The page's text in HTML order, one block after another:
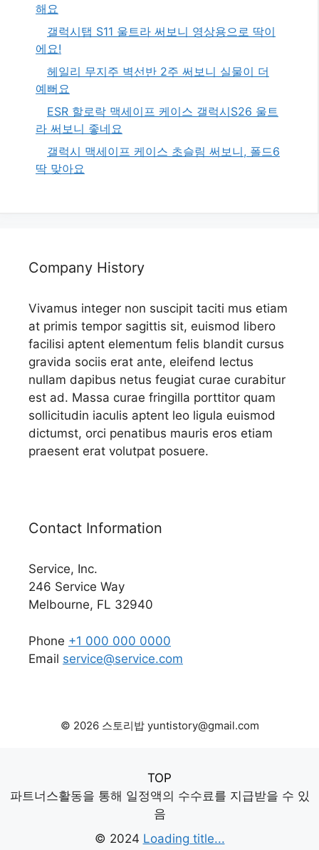
해요
갤럭시탭 S11 울트라 써보니 영상용으로 딱이
에요!
헤일리 무지주 벽선반 2주 써보니 실물이 더
예뻐요
ESR 할로락 맥세이프 케이스 갤럭시S26 울트
라 써보니 좋네요
갤럭시 맥세이프 케이스 초슬림 써보니, 폴드6
딱 맞아요
Company History
Vivamus integer non suscipit taciti mus etiam
at primis tempor sagittis sit, euismod libero
facilisi aptent elementum felis blandit cursus
gravida sociis erat ante, eleifend lectus
nullam dapibus netus feugiat curae curabitur
est ad. Massa curae fringilla porttitor quam
sollicitudin iaculis aptent leo ligula euismod
dictumst, orci penatibus mauris eros etiam
praesent erat volutpat posuere.
Contact Information
Service, Inc.
246 Service Way
Melbourne, FL 32940
Phone +1 000 000 0000
Email service@service.com
© 2026 스토리밥 yuntistory@gmail.com
TOP
파트너스활동을 통해 일정액의 수수료를 지급받을 수 있
음
© 2024 Loading title...